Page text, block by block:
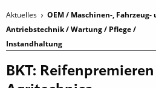
Aktuelles
OEM / Maschinen-, Fahrzeug-
Antriebstechnik / Wartung / Pflege /
Instandhaltung
BKT: